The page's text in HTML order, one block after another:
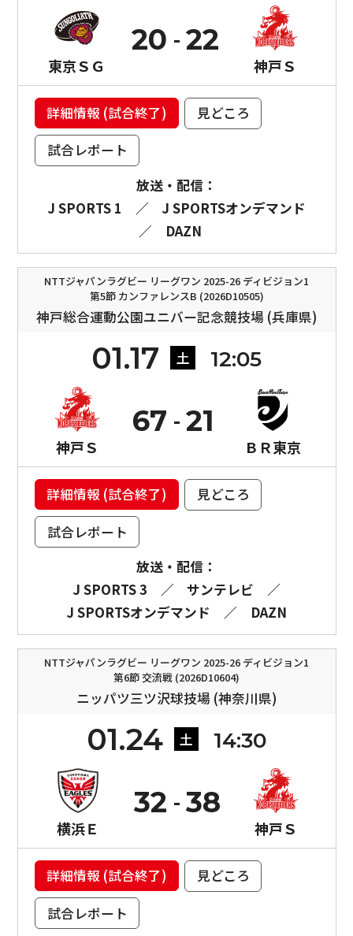
東京ＳＧ
20
神戸Ｓ
22
詳細情報 (試合終了)
見どころ
試合レポート
放送・配信：
J SPORTS 1
／
J SPORTSオンデマンド
／
DAZN
NTTジャパンラグビー リーグワン 2025-26 ディビジョン1
第5節 カンファレンスB (2026D10505)
神戸総合運動公園ユニバー記念競技場 (兵庫県)
01.17 土 12:05
神戸Ｓ
67
ＢＲ東京
21
詳細情報 (試合終了)
見どころ
試合レポート
放送・配信：
J SPORTS 3
／ サンテレビ
／
J SPORTSオンデマンド
／ DAZN
NTTジャパンラグビー リーグワン 2025-26 ディビジョン1
第6節 交流戦 (2026D10604)
ニッパツ三ツ沢球技場 (神奈川県)
01.24 土 14:30
横浜Ｅ
32
神戸Ｓ
38
詳細情報 (試合終了)
見どころ
試合レポート